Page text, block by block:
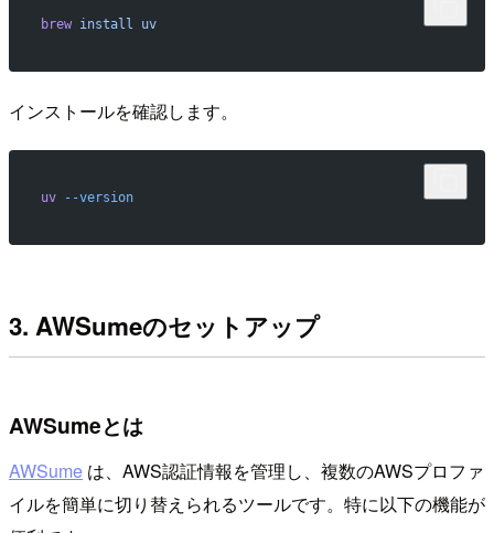
brew install uv
インストールを確認します。
uv --version
3. AWSumeのセットアップ
AWSumeとは
AWSume は、AWS認証情報を管理し、複数のAWSプロファ
イルを簡単に切り替えられるツールです。特に以下の機能が